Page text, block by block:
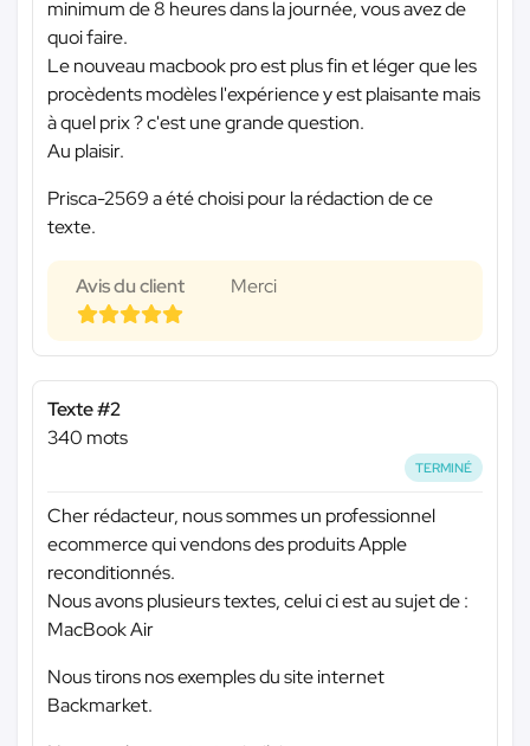
minimum de 8 heures dans la journée, vous avez de
quoi faire.
Le nouveau macbook pro est plus fin et léger que les
procèdents modèles l'expérience y est plaisante mais
à quel prix ? c'est une grande question.
Au plaisir.
Prisca-2569 a été choisi pour la rédaction de ce
texte.
Avis du client Merci
Texte #2
340 mots
TERMINÉ
Cher rédacteur, nous sommes un professionnel
ecommerce qui vendons des produits Apple
reconditionnés.
Nous avons plusieurs textes, celui ci est au sujet de :
MacBook Air
Nous tirons nos exemples du site internet
Backmarket.